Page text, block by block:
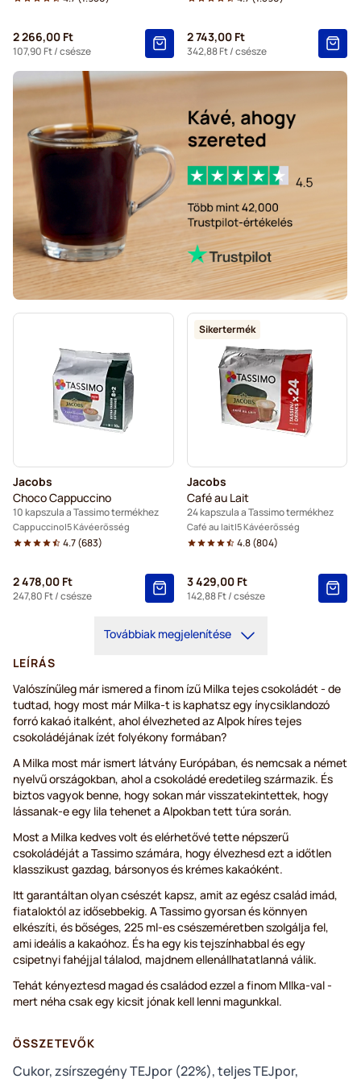
2 266,00 Ft
107,90 Ft/ csésze
2 743,00 Ft
342,88 Ft/ csésze
Jacobs
Choco Cappuccino
10 kapszula a Tassimo termékhez
Cappuccino 5 Kávéerősség
4.7(683)
2 478,00 Ft
247,80 Ft/ csésze
Sikertermék
Jacobs
Café au Lait
24 kapszula a Tassimo termékhez
Café au lait 5 Kávéerősség
4.8(804)
3 429,00 Ft
142,88 Ft/ csésze
Továbbiak megjelenítése
LEÍRÁS
Valószínűleg már ismered a finom ízű Milka tejes csokoládét - de
tudtad, hogy most már Milka-t is kaphatsz egy ínycsiklandozó
forró kakaó italként, ahol élvezheted az Alpok híres tejes
csokoládéjának ízét folyékony formában?
A Milka most már ismert látvány Európában, és nemcsak a német
nyelvű országokban, ahol a csokoládé eredetileg származik. És
biztos vagyok benne, hogy sokan már visszatekintettek, hogy
lássanak-e egy lila tehenet a Alpokban tett túra során.
Most a Milka kedves volt és elérhetővé tette népszerű
csokoládéját a Tassimo számára, hogy élvezhesd ezt a időtlen
klasszikust gazdag, bársonyos és krémes kakaóként.
Itt garantáltan olyan csészét kapsz, amit az egész család imád,
fiataloktól az idősebbekig. A Tassimo gyorsan és könnyen
elkészíti, és bőséges, 225 ml-es csészeméretben szolgálja fel,
ami ideális a kakaóhoz. És ha egy kis tejszínhabbal és egy
csipetnyi fahéjjal tálalod, majdnem ellenállhatatlanná válik.
Tehát kényeztesd magad és családod ezzel a finom MIlka-val -
mert néha csak egy kicsit jónak kell lenni magunkkal.
ÖSSZETEVŐK
Cukor, zsírszegény TEJpor (22%), teljes TEJpor,